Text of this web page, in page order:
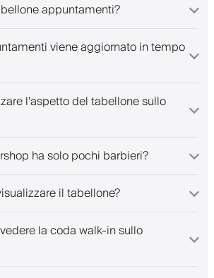
appuntamenti?
viene aggiornato in tempo
l'aspetto del tabellone sullo
ha solo pochi barbieri?
il tabellone?
la coda walk-in sullo